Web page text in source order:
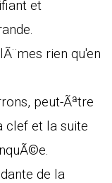
et
rien qu'en
peut-Ãªtre
clef et la suite
de la